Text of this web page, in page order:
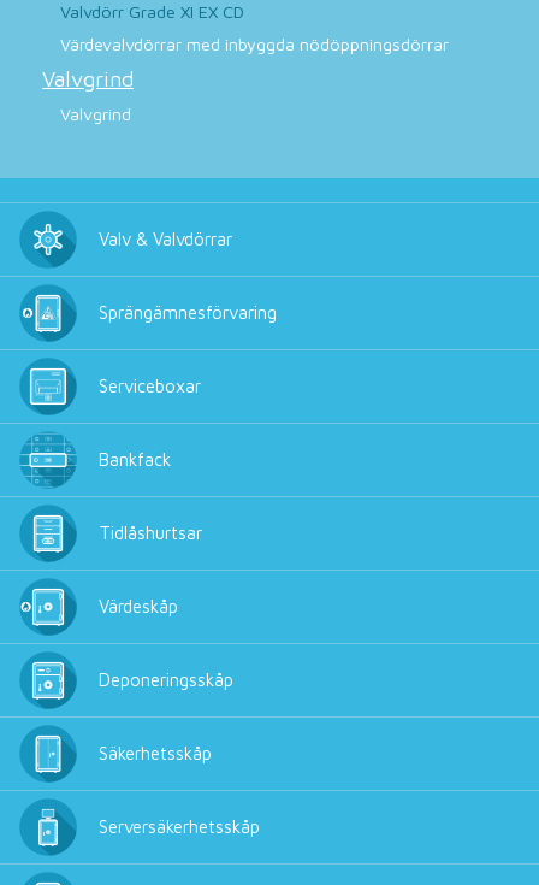
Valvdörr Grade XI EX CD
Värdevalvdörrar med inbyggda nödöppningsdörrar
Valvgrind
Valvgrind
Valv & Valvdörrar
Sprängämnesförvaring
Serviceboxar
Bankfack
Tidlåshurtsar
Värdeskåp
Deponeringsskåp
Säkerhetsskåp
Serversäkerhetsskåp